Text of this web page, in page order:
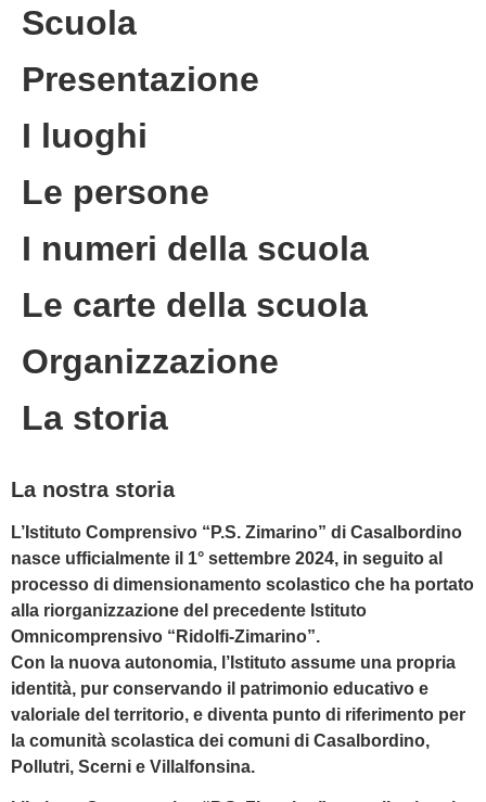
Scuola
Presentazione
I luoghi
Le persone
I numeri della scuola
Le carte della scuola
Organizzazione
La storia
La nostra storia
L’Istituto Comprensivo “P.S. Zimarino” di Casalbordino
nasce ufficialmente il 1° settembre 2024, in seguito al
processo di dimensionamento scolastico che ha portato
alla riorganizzazione del precedente Istituto
Omnicomprensivo “Ridolfi-Zimarino”.
Con la nuova autonomia, l’Istituto assume una propria
identità, pur conservando il patrimonio educativo e
valoriale del territorio, e diventa punto di riferimento per
la comunità scolastica dei comuni di Casalbordino,
Pollutri, Scerni e Villalfonsina.